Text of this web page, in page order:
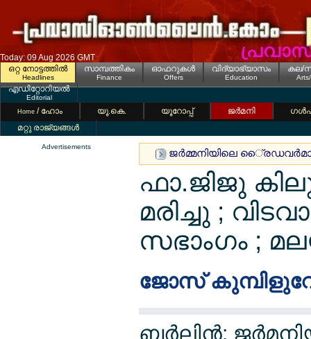
Today: 09 Aug 2026 GMT
ഒറ്റ നോട്ടത്തില്‍
Headlines
സാമ്പത്തികം
Finance
ഓഫറുകള്‍
Offers
വിദ്യാഭ്യാസം
Education
കല/
എഡിറ്റോറിയല്‍
Editorial
Home / ഹോം യൂ.കെ. യൂറോപ്പ് ജര്‍മനി
മറ്റു രാജ്യങ്ങള്‍
Advertisements
ജര്‍മ്മനിയിലെ
ഫാ.ജിജു
മരിച്ചു ;
സഭാംഗം ;
ജോസ്
ബര്‍ലിന്‍: